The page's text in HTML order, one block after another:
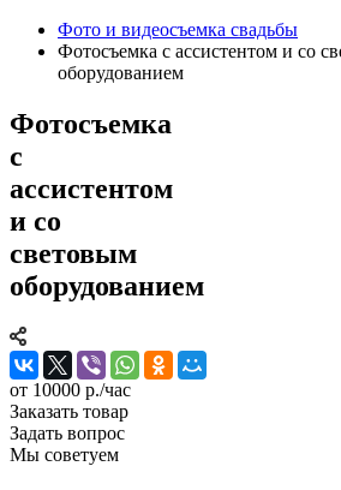
Фото и видеосъемка свадьбы
Фотосъемка с ассистентом и со
оборудованием
Фотосъемка
с
ассистентом
и со
световым
оборудованием
от 10000 р./час
Заказать товар
Задать вопрос
Мы советуем